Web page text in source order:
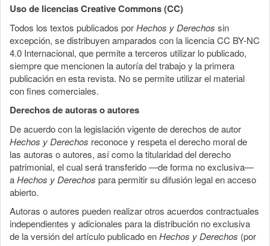
Uso de licencias Creative Commons (CC)
Todos los textos publicados porHechos y Derechos sin
excepción, se distribuyen amparados con la licencia CC BY-NC
4.0 Internacional, que permite a terceros utilizar lo publicado,
siempre que mencionen la autoría del trabajo y la primera
publicación en esta revista. No se permite utilizar el material
con fines comerciales.
Derechos de autoras o autores
De acuerdo con la legislación vigente de derechos de autor
Hechos y Derechos reconoce y respeta el derecho moral de
las autoras o autores, así como la titularidad del derecho
patrimonial, el cual será transferido —de forma no exclusiva—
aHechos y Derechos para permitir su difusión legal en acceso
abierto.
Autoras o autores pueden realizar otros acuerdos contractuales
independientes y adicionales para la distribución no exclusiva
de la versión del artículo publicado enHechos y Derechos (por